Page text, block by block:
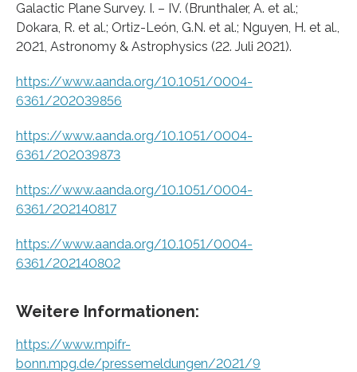
Galactic Plane Survey. I. – IV. (Brunthaler, A. et al.;
Dokara, R. et al.; Ortiz-León, G.N. et al.; Nguyen, H. et al.,
2021, Astronomy & Astrophysics (22. Juli 2021).
https://www.aanda.org/10.1051/0004-
6361/202039856
https://www.aanda.org/10.1051/0004-
6361/202039873
https://www.aanda.org/10.1051/0004-
6361/202140817
https://www.aanda.org/10.1051/0004-
6361/202140802
Weitere Informationen:
https://www.mpifr-
bonn.mpg.de/pressemeldungen/2021/9